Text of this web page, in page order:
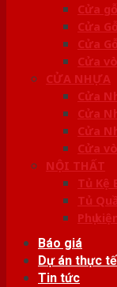
Cửa
Cửa
Cửa
Cửa
CỬA NHỰA
Cửa
Cửa
Cửa
Cửa
NỘI THẤT
Tủ Kệ
Tủ
Phụ
Báo giá
Dự án thực tế
Tin tức